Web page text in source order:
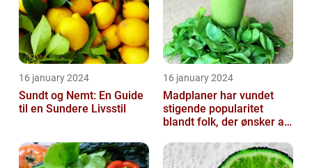
16 january 2024
Sundt og Nemt: En Guide
til en Sundere Livsstil
16 january 2024
Madplaner har vundet
stigende popularitet
blandt folk, der ønsker at
deres...